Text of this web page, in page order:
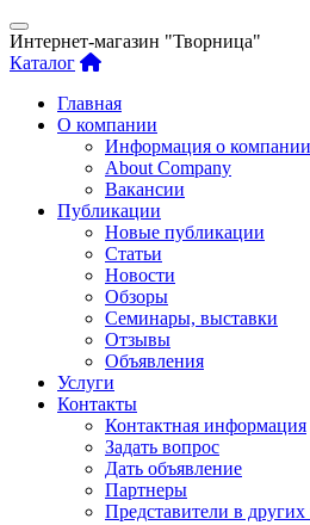
Интернет-магазин "Творница"
Каталог
Главная
О компании
Информация о компании
About Company
Вакансии
Публикации
Новые публикации
Статьи
Новости
Обзоры
Семинары, выставки
Отзывы
Объявления
Услуги
Контакты
Контактная информация
Задать вопрос
Дать объявление
Партнеры
Представители в других